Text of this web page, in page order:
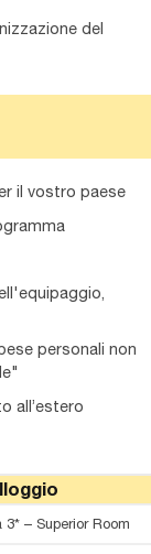
del
il vostro paese
personali non
all’estero
– Superior Room